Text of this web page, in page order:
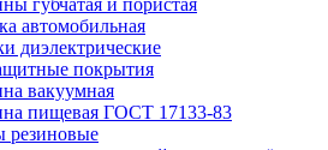
губчатая и пористая
автомобильная
диэлектрические
покрытия
вакуумная
пищевая ГОСТ 17133-83